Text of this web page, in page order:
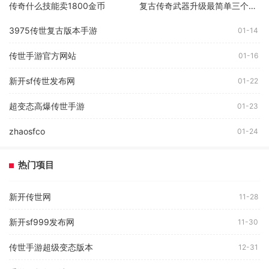
传奇什么技能卖1800金币 复古传奇武器升级最简单三个步骤
3975传世复古版本手游 01-14
传世手游官方网站 01-16
新开sf传世发布网 01-22
超变态高爆传世手游 01-23
zhaosfco 01-24
热门项目
新开传世网 11-28
新开sf999发布网 11-30
传世手游超级变态版本 12-31